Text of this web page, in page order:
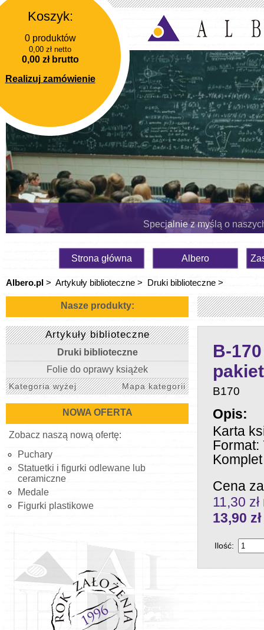
Koszyk:
0 produktów
0,00 zł netto
0,00 zł brutto
Realizuj zamówienie
Specjalnie z myślą o
Strona główna Albero
Albero.pl > Artykuły biblioteczne > Druki biblioteczne >
Nasze produkty:
Artykuły biblioteczne
Druki biblioteczne
Folie do oprawy książek
Kategoria wyżej Mapa kategorii
NOWA OFERTA
Zobacz naszą nową ofertę:
Puchary
Statuetki i figurki odlewane lub
ceramiczne
Medale
Figurki plastikowe
B-
B170
Opis:
Karta
Format:
Cena
11,30
13,90
Ilość: